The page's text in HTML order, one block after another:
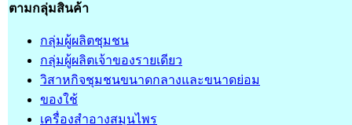
ตามกลุ่มสินค้า
กลุ่มผู้ผลิตชุมชน
กลุ่มผู้ผลิตเจ้าของรายเดียว
วิสาหกิจชุมชนขนาดกลางและขนาดย่อม
ของใช้
เครื่องสำอางสมุนไพร